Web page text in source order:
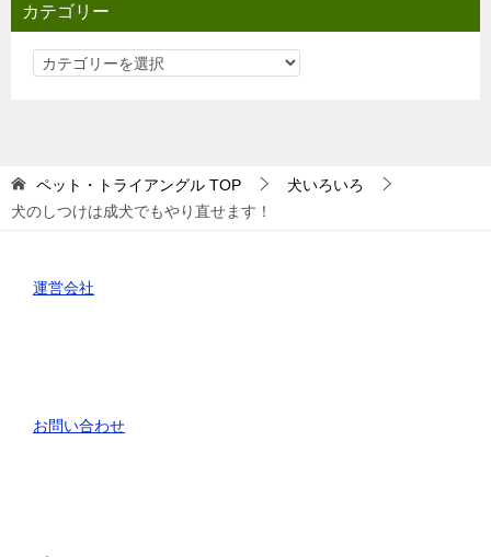
カテゴリー
カ
ペット・トライアングル TOP
犬いろいろ
犬のしつけは成犬でもやり直せます！
運営会社
お問い合わせ